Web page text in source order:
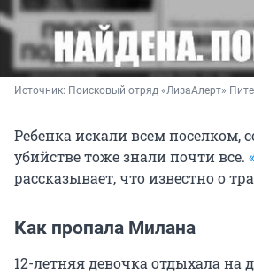
Источник: Поисковый отряд «ЛизаАлерт»
Ребенка искали всем поселком,
убийстве тоже знали почти все.
рассказывает, что известно о
Как пропала Милана
12-летняя девочка отдыхала на